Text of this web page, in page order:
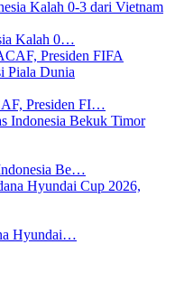
Kalah 0…
Presiden FI…
Be…
Hyundai…